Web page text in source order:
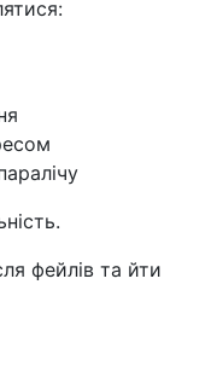
фейлів та йти